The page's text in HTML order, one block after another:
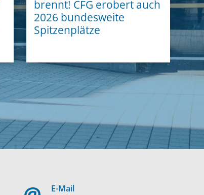
brennt! CFG erobert auch
2026 bundesweite
Spitzenplätze
E-Mail